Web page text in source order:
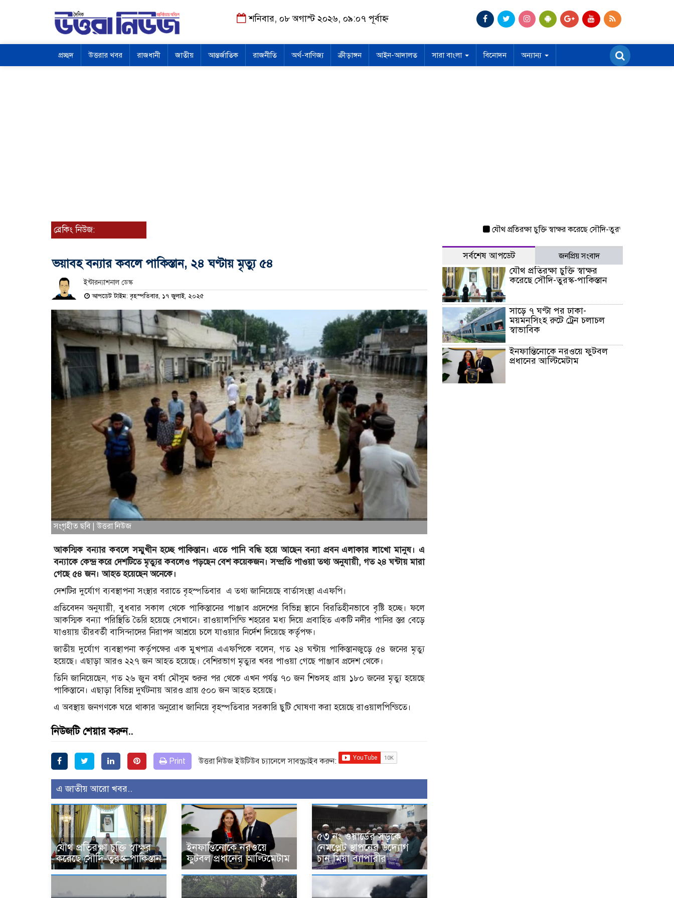
শনিবার, ০৮ অগাস্ট ২০২৬, ০৯:০৭ পূর্বাহ্ন
প্রচ্ছদ উত্তরার খবর রাজধানী জাতীয় আন্তর্জাতিক রাজনীতি অর্থ-বাণিজ্য ক্রীড়াঙ্গন আইন-আদালত সারা বাংলা বিনোদন অন্যান্য
ব্রেকিং নিউজ: যৌথ প্রতিরক্ষা চুক্তি স্বাক্ষর করেছে সৌদি-তুরস্ক-পাকিস্তান
ভয়াবহ বন্যার কবলে পাকিস্তান, ২৪ ঘণ্টায় মৃত্যু ৫৪
ইন্টারন্যাশনাল ডেস্ক
আপডেট টাইম: বৃহস্পতিবার, ১৭ জুলাই, ২০২৫
সংগৃহীত ছবি | উত্তরা নিউজ
আকস্মিক বন্যার কবলে সম্মুখীন হচ্ছে পাকিস্তান। এতে পানি বন্ধি হয়ে আছেন বন্যা প্রবন এলাকার লাখো মানুষ। এ
বন্যাকে কেন্দ্র করে দেশটিতে মৃত্যুর কবলেও পড়ছেন বেশ কয়েকজন। সম্প্রতি পাওয়া তথ্য অনুযায়ী, গত ২৪ ঘন্টায় মারা
গেছে ৫৪ জন। আহত হয়েছেন অনেকে।
দেশটির দুর্যোগ ব্যবস্থাপনা সংস্থার বরাতে বৃহস্পতিবার এ তথ্য জানিয়েছে বার্তাসংস্থা এএফপি।
প্রতিবেদন অনুযায়ী, বুধবার সকাল থেকে পাকিস্তানের পাঞ্জাব প্রদেশের বিভিন্ন স্থানে বিরতিহীনভাবে বৃষ্টি হচ্ছে। ফলে
আকস্মিক বন্যা পরিস্থিতি তৈরি হয়েছে সেখানে। রাওয়ালপিন্ডি শহরের মধ্য দিয়ে প্রবাহিত একটি নদীর পানির স্তর বেড়ে
যাওয়ায় তীরবর্তী বাসিন্দাদের নিরাপদ আশ্রয়ে চলে যাওয়ার নির্দেশ দিয়েছে কর্তৃপক্ষ।
জাতীয় দুর্যোগ ব্যবস্থাপনা কর্তৃপক্ষের এক মুখপাত্র এএফপিকে বলেন, গত ২৪ ঘন্টায় পাকিস্তানজুড়ে ৫৪ জনের মৃত্যু
হয়েছে। এছাড়া আরও ২২৭ জন আহত হয়েছে। বেশিরভাগ মৃত্যুর খবর পাওয়া গেছে পাঞ্জাব প্রদেশ থেকে।
তিনি জানিয়েছেন, গত ২৬ জুন বর্ষা মৌসুম শুরুর পর থেকে এখন পর্যন্ত ৭০ জন শিশুসহ প্রায় ১৮০ জনের মৃত্যু হয়েছে
পাকিস্তানে। এছাড়া বিভিন্ন দুর্ঘটনায় আরও প্রায় ৫০০ জন আহত হয়েছে।
এ অবস্থায় জনগণকে ঘরে থাকার অনুরোধ জানিয়ে বৃহস্পতিবার সরকারি ছুটি ঘোষণা করা হয়েছে রাওয়ালপিন্ডিতে।
নিউজটি শেয়ার করুন..
Print উত্তরা নিউজ ইউটিউব চ্যানেলে সাবস্ক্রাইব করুন:
এ জাতীয় আরো খবর..
যৌথ প্রতিরক্ষা চুক্তি স্বাক্ষর
করেছে সৌদি-তুরস্ক-পাকিস্তান
ইনফান্তিনোকে নরওয়ে
ফুটবল প্রধানের আল্টিমেটাম
৫৩ নং ওয়ার্ডের সড়কে
নেমপ্লেট স্থাপনের উদ্যোগ
চান মিয়া ব্যাপারীর
সর্বশেষ আপডেট জনপ্রিয় সংবাদ
যৌথ প্রতিরক্ষা চুক্তি স্বাক্ষর
করেছে সৌদি-তুরস্ক-পাকিস্তান
সাড়ে ৭ ঘণ্টা পর ঢাকা-
ময়মনসিংহ রুটে ট্রেন চলাচল
স্বাভাবিক
ইনফান্তিনোকে নরওয়ে ফুটবল
প্রধানের আল্টিমেটাম